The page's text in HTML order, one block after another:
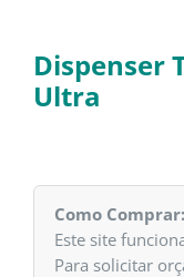
Dispenser
Ultra
Como Comprar:
Este site
Para solicitar